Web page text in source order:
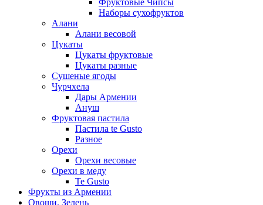
Фруктовые Чипсы
Наборы сухофруктов
Алани
Алани весовой
Цукаты
Цукаты фруктовые
Цукаты разные
Сушеные ягоды
Чурчхела
Дары Армении
Ануш
Фруктовая пастила
Пастила te Gusto
Разное
Орехи
Орехи весовые
Орехи в меду
Te Gusto
Фрукты из Армении
Овощи. Зелень